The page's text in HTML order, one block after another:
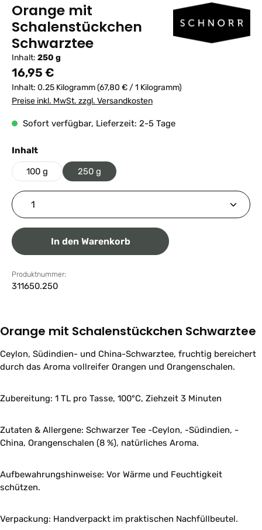
Orange mit
Schalenstückchen
Schwarztee
Inhalt: 250 g
Regulärer Preis:
16,95 €
Inhalt: 0.25 Kilogramm(67,80 € / 1 Kilogramm)
Preise inkl. MwSt. zzgl. Versandkosten
Sofort verfügbar, Lieferzeit: 2-5 Tage
Inhaltauswählen
100 g 250 g
Produkt Anzahl: Gib den gewünschten Wert ein
In den Warenkorb
Produktnummer:
311650.250
Orange mit Schalenstückchen Schwarztee
Ceylon, Südindien- und China-Schwarztee, fruchtig bereichert
durch das Aroma vollreifer Orangen und Orangenschalen.
Zubereitung: 1 TL pro Tasse, 100°C, Ziehzeit 3 Minuten
Zutaten & Allergene: Schwarzer Tee -Ceylon, -Südindien, -
China, Orangenschalen (8 %), natürliches Aroma.
Aufbewahrungshinweise: Vor Wärme und Feuchtigkeit
schützen.
Verpackung: Handverpackt im praktischen Nachfüllbeutel.